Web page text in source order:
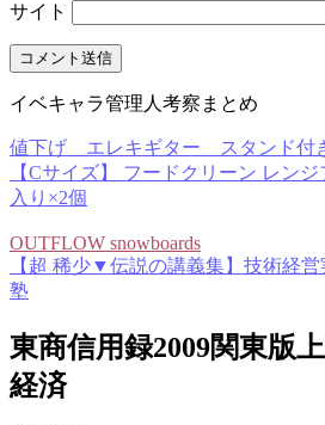
サイト
イベキャラ管理人考察まとめ
値下げ エレキギター スタンド付
【Cサイズ】 フードクリーン レン
入り×2個
OUTFLOW snowboards
【超 稀少▼伝説の講義集】技術経
塾
東商信用録2009関東版
経済